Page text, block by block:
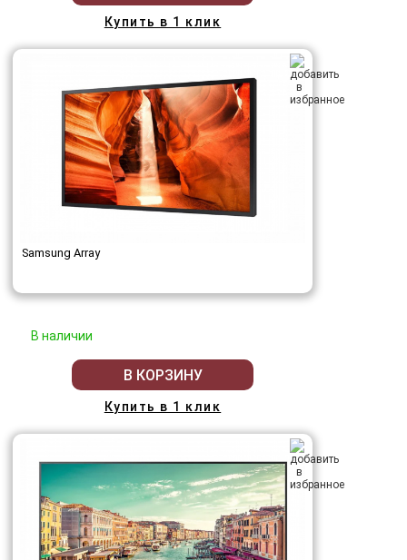
Купить в 1 клик
Samsung Array
В наличии
В КОРЗИНУ
Купить в 1 клик